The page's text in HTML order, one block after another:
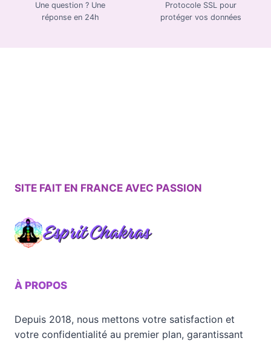
Une question ? Une
réponse en 24h
Protocole SSL pour
protéger vos données
SITE FAIT EN FRANCE AVEC PASSION
À PROPOS
Depuis 2018, nous mettons votre satisfaction et
votre confidentialité au premier plan, garantissant